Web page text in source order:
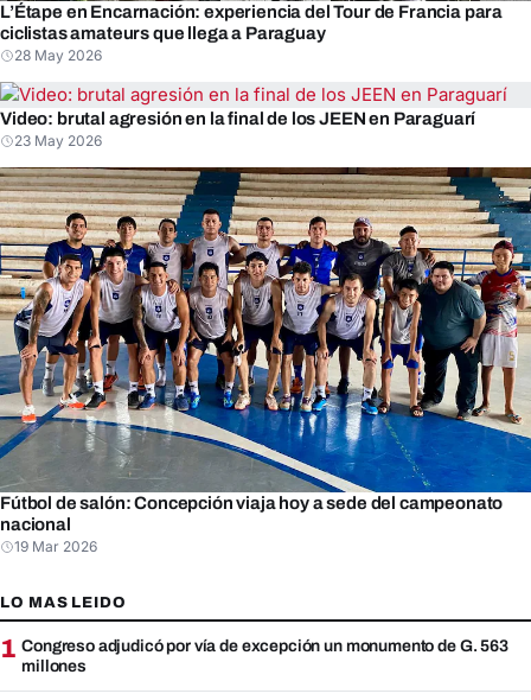
L’Étape en Encarnación: experiencia del Tour de Francia para
ciclistas amateurs que llega a Paraguay
28 May 2026
Video: brutal agresión en la final de los JEEN en Paraguarí
23 May 2026
Fútbol de salón: Concepción viaja hoy a sede del campeonato
nacional
19 Mar 2026
LO MAS LEIDO
1 Congreso adjudicó por vía de excepción un monumento de G. 563
millones